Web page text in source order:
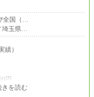
全国（…
埼玉県…
績）
円
を読む